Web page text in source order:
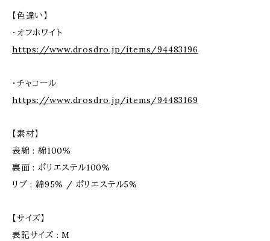
【色違い】
・オフホワイト
https://www.drosdro.jp/items/94483196
・チャコール
https://www.drosdro.jp/items/94483169
【素材】
表綿 : 綿100%
裏面 : ポリエステル100%
リブ : 綿95% / ポリエステル5%
【サイズ】
表記サイズ : M